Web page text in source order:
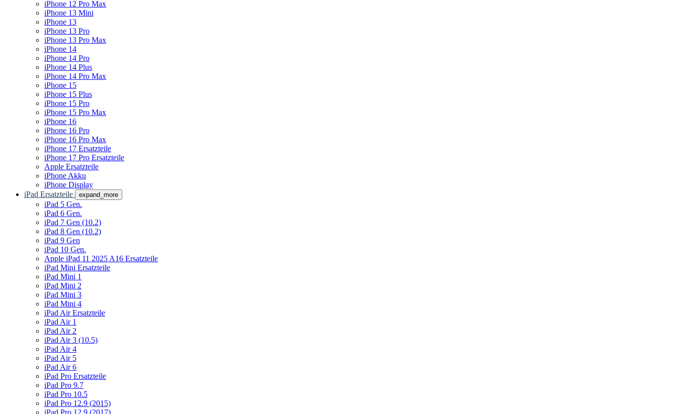
iPhone 12 Pro Max
iPhone 13 Mini
iPhone 13
iPhone 13 Pro
iPhone 13 Pro Max
iPhone 14
iPhone 14 Pro
iPhone 14 Plus
iPhone 14 Pro Max
iPhone 15
iPhone 15 Plus
iPhone 15 Pro
iPhone 15 Pro Max
iPhone 16
iPhone 16 Pro
iPhone 16 Pro Max
iPhone 17 Ersatzteile
iPhone 17 Pro Ersatzteile
Apple Ersatzteile
iPhone Akku
iPhone Display
iPad Ersatzteile
expand_more
iPad 5 Gen.
iPad 6 Gen.
iPad 7 Gen (10.2)
iPad 8 Gen (10.2)
iPad 9 Gen
iPad 10 Gen.
Apple iPad 11 2025 A16 Ersatzteile
iPad Mini Ersatzteile
iPad Mini 1
iPad Mini 2
iPad Mini 3
iPad Mini 4
iPad Air Ersatzteile
iPad Air 1
iPad Air 2
iPad Air 3 (10.5)
iPad Air 4
iPad Air 5
iPad Air 6
iPad Pro Ersatzteile
iPad Pro 9.7
iPad Pro 10.5
iPad Pro 12.9 (2015)
iPad Pro 12.9 (2017)